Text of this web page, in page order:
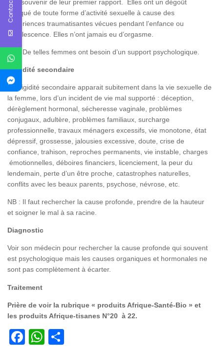
bon souvenir de leur premier rapport. Elles ont un dégoût
marqué de toute forme d’activité sexuelle à cause des
expériences traumatisantes vécues pendant l’enfance ou
l’adolescence. Elles n’ont jamais eu d’orgasme.
NB : De telles femmes ont besoin d’un support psychologique.
Frigidité secondaire
La frigidité secondaire apparait subitement dans la vie sexuelle de
la femme, lors d’un incident de vie mal supporté : déception,
dérèglement hormonal, sécheresse vaginale, problèmes
conjugaux, adultère, problèmes familiaux, surcharge
professionnelle, travaux ménagers excessifs, vie monotone, état
dépressif, grossesse, jalousies excessive, doute, crise de
confiance, trahison, reproches permanents, vie instable, charges
émotionnelles, déboires financiers, licenciement, la peur du
lendemain, perte d’un être proche, catastrophes naturelles,
conflits avec les beaux parents, psychose, névrose, etc.
NB : Il faut rechercher la cause profonde, prendre de la hauteur
et soigner le mal à sa racine.
Diagnostic
Voir son médecin pour rechercher la cause profonde qui souvent
est psychologique mais les causes organiques et hormonales ne
sont pas complètement à écarter.
Traitement
Prière de voir la rubrique « produits Afrique-Santé-Bio » et
les produits Afrique-tisanes N°20 à 22.
Facebook
WhatsApp